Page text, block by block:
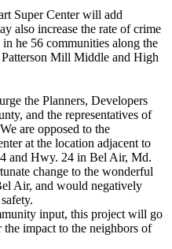
Super Center will add
also increase the rate of crime
he 56 communities along the
Mill Middle and High
the Planners, Developers
and the representatives of
are opposed to the
at the location adjacent to
and Hwy. 24 in Bel Air, Md.
change to the wonderful
Air, and would negatively
input, this project will go
impact to the neighbors of